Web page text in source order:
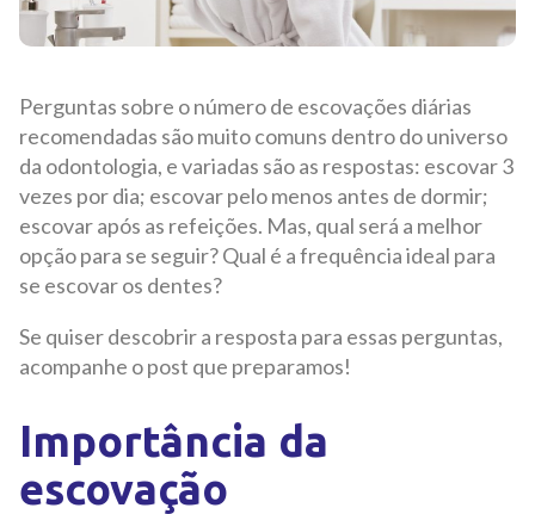
Perguntas sobre o número de escovações diárias
recomendadas são muito comuns dentro do universo
da odontologia, e variadas são as respostas: escovar 3
vezes por dia; escovar pelo menos antes de dormir;
escovar após as refeições. Mas, qual será a melhor
opção para se seguir? Qual é a frequência ideal para
se escovar os dentes?
Se quiser descobrir a resposta para essas perguntas,
acompanhe o post que preparamos!
Importância da
escovação